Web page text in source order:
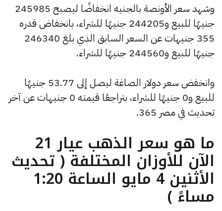
وشهد سعر الأونصة بالجنيه انخفاضًا ليصبح 245985
جنيهًا للبيع و244205 جنيهًا للشراء، بانخفاض قدره
355 جنيهات عن السعر السابق الذي بلغ 246340
جنيهًا للبيع و244560 جنيهًا للشراء.
وانخفض سعر دولار الصاغة ليصل إلى 53.77 جنيهًا
للبيع و0 جنيهًا للشراء، بتراجعًا قيمته 0 جنيهات عن آخر
تحديث في مصر 365.
ما هو سعر الذهب عيار 21
الآن للأوزان المختلفة ( تحديث
الأثنين 4 مايو الساعة 1:20
مساءً )